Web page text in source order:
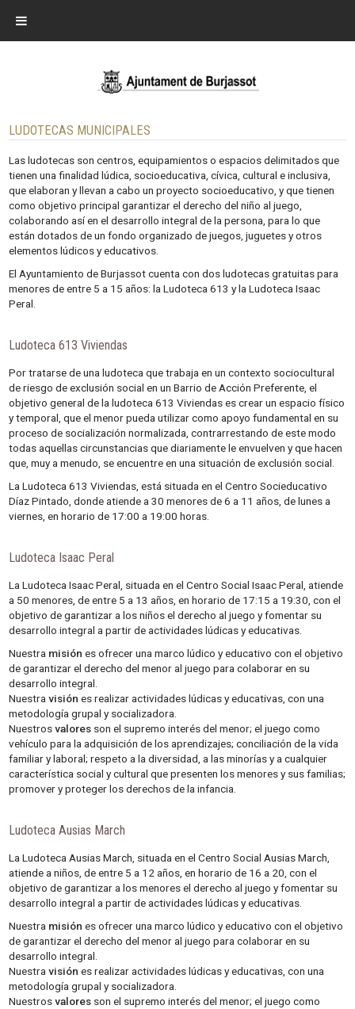
LUDOTECAS MUNICIPALES
Las ludotecas son centros, equipamientos o espacios delimitados que
tienen una finalidad lúdica, socioeducativa, cívica, cultural e inclusiva,
que elaboran y llevan a cabo un proyecto socioeducativo, y que tienen
como objetivo principal garantizar el derecho del niño al juego,
colaborando así en el desarrollo integral de la persona, para lo que
están dotados de un fondo organizado de juegos, juguetes y otros
elementos lúdicos y educativos.
El Ayuntamiento de Burjassot cuenta con dos ludotecas gratuitas para
menores de entre 5 a 15 años: la Ludoteca 613 y la Ludoteca Isaac
Peral.
Ludoteca 613 Viviendas
Por tratarse de una ludoteca que trabaja en un contexto sociocultural
de riesgo de exclusión social en un Barrio de Acción Preferente, el
objetivo general de la ludoteca 613 Viviendas es crear un espacio físico
y temporal, que el menor pueda utilizar como apoyo fundamental en su
proceso de socialización normalizada, contrarrestando de este modo
todas aquellas circunstancias que diariamente le envuelven y que hacen
que, muy a menudo, se encuentre en una situación de exclusión social.
La Ludoteca 613 Viviendas, está situada en el Centro Socieducativo
Díaz Pintado, donde atiende a 30 menores de 6 a 11 años, de lunes a
viernes, en horario de 17:00 a 19:00 horas.
Ludoteca Isaac Peral
La Ludoteca Isaac Peral, situada en el Centro Social Isaac Peral, atiende
a 50 menores, de entre 5 a 13 años, en horario de 17:15 a 19:30, con el
objetivo de garantizar a los niños el derecho al juego y fomentar su
desarrollo integral a partir de actividades lúdicas y educativas.
Nuestra misión es ofrecer una marco lúdico y educativo con el objetivo
de garantizar el derecho del menor al juego para colaborar en su
desarrollo integral.
Nuestravisión es realizar actividades lúdicas y educativas, con una
metodología grupal y socializadora.
Nuestrosvalores son el supremo interés del menor; el juego como
vehículo para la adquisición de los aprendizajes; conciliación de la vida
familiar y laboral; respeto a la diversidad, a las minorías y a cualquier
característica social y cultural que presenten los menores y sus familias;
promover y proteger los derechos de la infancia.
Ludoteca Ausias March
La Ludoteca Ausias March, situada en el Centro Social Ausias March,
atiende a niños, de entre 5 a 12 años, en horario de 16 a 20, con el
objetivo de garantizar a los menores el derecho al juego y fomentar su
desarrollo integral a partir de actividades lúdicas y educativas.
Nuestra misión es ofrecer una marco lúdico y educativo con el objetivo
de garantizar el derecho del menor al juego para colaborar en su
desarrollo integral.
Nuestravisión es realizar actividades lúdicas y educativas, con una
metodología grupal y socializadora.
Nuestrosvalores son el supremo interés del menor; el juego como